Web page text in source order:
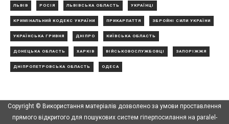
ЛЬВІВ РОСІЯ ЛЬВІВСЬКА ОБЛАСТЬ УКРАЇНЦІ
КРИМІНАЛЬНИЙ КОДЕКС УКРАЇНИ ПРИКАРПАТТЯ ЗБРОЙНІ СИЛИ УКРАЇНИ
УКРАЇНСЬКА ГРИВНЯ ДНІПРО КИЇВСЬКА ОБЛАСТЬ
ДОНЕЦЬКА ОБЛАСТЬ ХАРКІВ ВІЙСЬКОВОСЛУЖБОВЦІ ЗАПОРІЖЖЯ
ДНІПРОПЕТРОВСЬКА ОБЛАСТЬ ОДЕСА
Copyright © Використання матеріалів дозволено за умови проставлення
прямого відкритого для пошукових систем гіперпосилання на paralel-